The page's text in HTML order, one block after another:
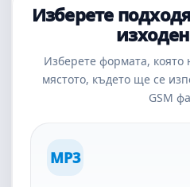
Изберете
Изберете формата, която
мястото, където ще се
GSM
MP3